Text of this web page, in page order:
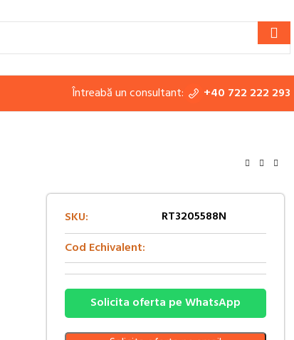
Întreabă un consultant: +40 722 222 293
SKU:
RT3205588N
Cod Echivalent:
Solicita oferta pe WhatsApp